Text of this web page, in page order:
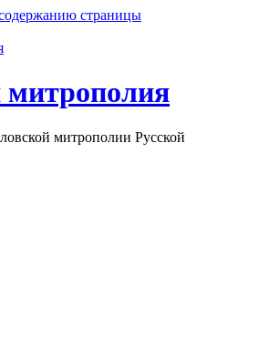
страницы
митрополия
митрополии Русской